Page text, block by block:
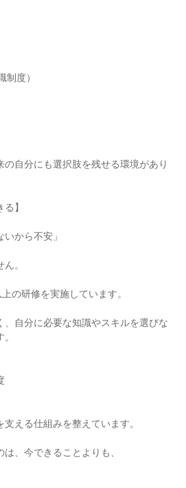
制度）
自分にも選択肢を残せる環境があり
】
いから不安」
。
の研修を実施しています。
、自分に必要な知識やスキルを選びな
える仕組みを整えています。
、今できることよりも、